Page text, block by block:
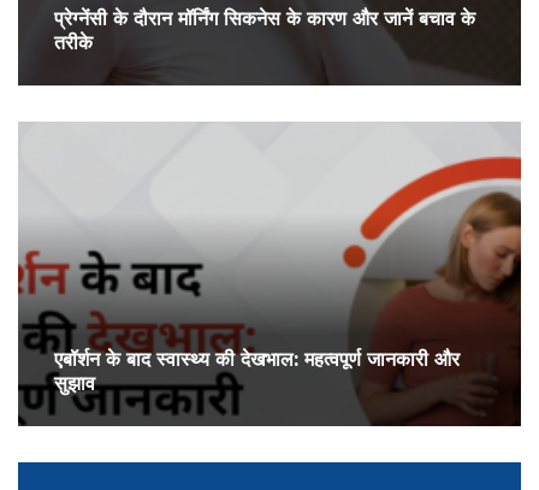
प्रेग्‍नेंसी के दौरान मॉर्निंग सिकनेस के कारण और जानें बचाव के
तरीके
एबॉर्शन के बाद स्वास्थ्य की देखभाल: महत्वपूर्ण जानकारी और
सुझाव